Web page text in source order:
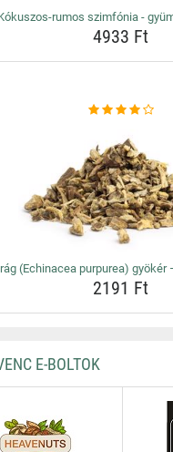
rumos szimfónia -
4933 Ft
(Echinacea purpurea) gyökér
2191 Ft
E-BOLTOK